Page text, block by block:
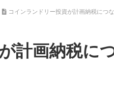
コインランドリー投資が計画納税につ
計画納税に